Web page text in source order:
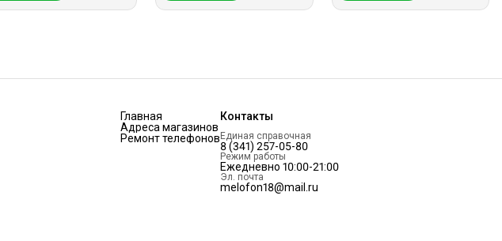
Главная
Адреса магазинов
Ремонт телефонов
Контакты
Единая справочная
8 (341) 257-05-80
Режим работы
Ежедневно 10:00-21:00
Эл. почта
melofon18@mail.ru